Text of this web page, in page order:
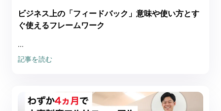
ビジネス上の「フィードバック」意味や使い方とす
ぐ使えるフレームワーク
...
記事を読む